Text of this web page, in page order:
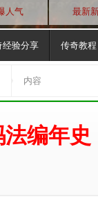
人气 最新
经验分享 传奇教程
内容
法编年史